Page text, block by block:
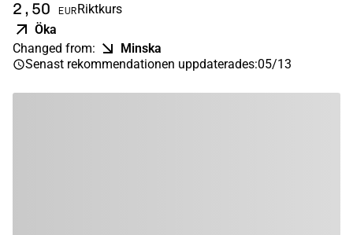
2,50 EURRiktkurs
Öka
Changed from:
Minska
Senast rekommendationen uppdaterades:05/13